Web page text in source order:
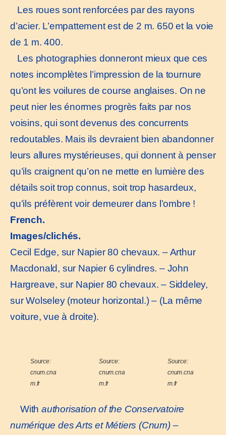
Les roues sont renforcées par des rayons
d’acier. L’empattement est de 2 m. 650 et la voie
de 1 m. 400.
Les photographies donneront mieux que ces
notes incomplètes l’impression de la tournure
qu’ont les voilures de course anglaises. On ne
peut nier les énormes progrès faits par nos
voisins, qui sont devenus des concurrents
redoutables. Mais ils devraient bien abandonner
leurs allures mystérieuses, qui donnent à penser
qu’ils craignent qu’on ne mette en lumière des
détails soit trop connus, soit trop hasardeux,
qu’ils préfèrent voir demeurer dans l’ombre !
French.
Images/clichés.
Cecil Edge, sur Napier 80 chevaux. – Arthur
Macdonald, sur Napier 6 cylindres. – John
Hargreave, sur Napier 80 chevaux. – Siddeley,
sur Wolseley (moteur horizontal.) – (La même
voiture, vue à droite).
Source:
cnum.cna
m.fr
Source:
cnum.cna
m.fr
Source:
cnum.cna
m.fr
With authorisation of the Conservatoire
numérique des Arts et Métiers (Cnum) –